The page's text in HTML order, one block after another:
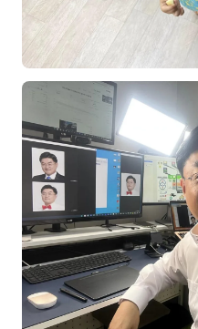
김종무
김지혜
김휘
노준영
Maria
민광동
박혜랑
안정미
오미영